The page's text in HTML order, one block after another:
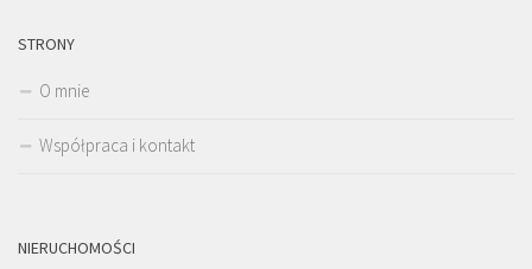
STRONY
O mnie
Współpraca i kontakt
NIERUCHOMOŚCI